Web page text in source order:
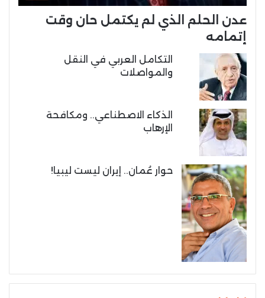
عدن الحلم الذي لم يكتمل حان وقت
إتمامه
التكامل العربي في النقل
والمواصلات
الذكاء الاصطناعي.. ومكافحة
الإرهاب
حوار عُمان.. إيران ليست ليبيا!